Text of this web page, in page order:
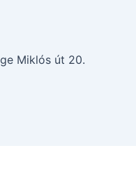
Miklós út 20.